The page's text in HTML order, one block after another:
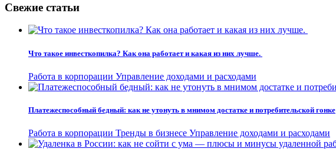
Свежие статьи
Что такое инвесткопилка? Как она работает и какая из них лучше.
Работа в корпорации Управление доходами и расходами
Платежеспособный бедный: как не утонуть в мнимом достатке и потребительской гонке
Работа в корпорации Тренды в бизнесе Управление доходами и расходами